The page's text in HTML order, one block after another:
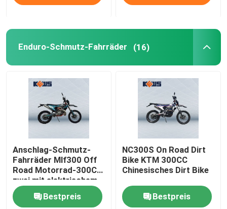
Zwei Anschlag Enduro-Motorräder
Enduro-Schmutz-Fahrräder
Vier Anschlag-Motocrösser
2 Anschlag-Motocrösser
Super-Motard-Motorräder
Enduro-Schmutz-Fahrräder (16)
Anschlag-Schmutz-
Fahrräder Mlf300 Off
Road Motorrad-300CC
zwei mit elektrischem
Anfangssystem
Bestpreis
NC300S On Road Dirt
Bike KTM 300CC
Chinesisches Dirt Bike
Bestpreis